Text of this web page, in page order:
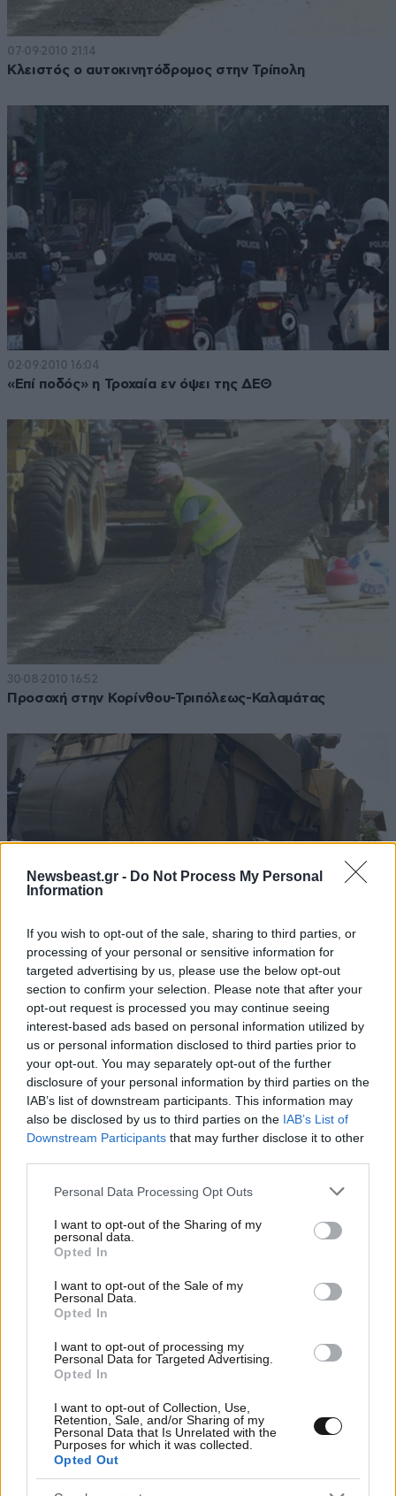
Newsbeast.gr - Do Not Process My Personal
Information
If you wish to opt-out of the sale, sharing to third parties, or
processing of your personal or sensitive information for
targeted advertising by us, please use the below opt-out
section to confirm your selection. Please note that after your
opt-out request is processed you may continue seeing
interest-based ads based on personal information utilized by
us or personal information disclosed to third parties prior to
your opt-out. You may separately opt-out of the further
disclosure of your personal information by third parties on the
IAB’s list of downstream participants. This information may
also be disclosed by us to third parties on the IAB’s List of
Downstream Participants that may further disclose it to other
Please note that this website/app uses one or more Google
not limited to your visit or usage behaviour. You may click to
grant or deny consent to Google and its third-party tags to
use your data for below specified purposes in below Google
consent section.
Personal Data Processing Opt Outs
I want to opt-out of the Sharing of my
personal data.
Opted In
I want to opt-out of the Sale of my
Personal Data.
Opted In
I want to opt-out of processing my
Personal Data for Targeted Advertising.
Opted In
I want to opt-out of Collection, Use,
Retention, Sale, and/or Sharing of my
Personal Data that Is Unrelated with the
Purposes for which it was collected.
Opted Out
07·09·2010 21:14
Κλειστός ο αυτοκινητόδρομος στην Τρίπολη
02·09·2010 16:04
«Επί ποδός» η Τροχαία εν όψει της ΔΕΘ
30·08·2010 16:52
Προσοχή στην Κορίνθου-Τριπόλεως-Καλαμάτας
27·08·2010 18:04
Αποκλεισμός λωρίδων κυκλοφορίας στην Τρίπολη
25·08·2010 16:44